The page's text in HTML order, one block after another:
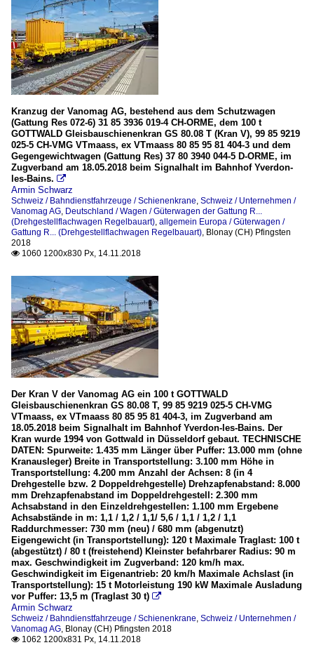
Kranzug der Vanomag AG, bestehend aus dem Schutzwagen
(Gattung Res 072-6) 31 85 3936 019-4 CH-ORME, dem 100 t
GOTTWALD Gleisbauschienenkran GS 80.08 T (Kran V), 99 85 9219
025-5 CH-VMG VTmaass, ex VTmaass 80 85 95 81 404-3 und dem
Gegengewichtwagen (Gattung Res) 37 80 3940 044-5 D-ORME, im
Zugverband am 18.05.2018 beim Signalhalt im Bahnhof Yverdon-
les-Bains. 
Armin Schwarz
Schweiz / Bahndienstfahrzeuge / Schienenkrane, Schweiz / Unternehmen /
Vanomag AG, Deutschland / Wagen / Güterwagen der Gattung R...
(Drehgestellflachwagen Regelbauart), allgemein Europa / Güterwagen /
Gattung R... (Drehgestellflachwagen Regelbauart), Blonay (CH) Pfingsten
2018
 1060 1200x830 Px, 14.11.2018
Der Kran V der Vanomag AG ein 100 t GOTTWALD
Gleisbauschienenkran GS 80.08 T, 99 85 9219 025-5 CH-VMG
VTmaass, ex VTmaass 80 85 95 81 404-3, im Zugverband am
18.05.2018 beim Signalhalt im Bahnhof Yverdon-les-Bains. Der
Kran wurde 1994 von Gottwald in Düsseldorf gebaut. TECHNISCHE
DATEN: Spurweite: 1.435 mm Länger über Puffer: 13.000 mm (ohne
Kranausleger) Breite in Transportstellung: 3.100 mm Höhe in
Transportstellung: 4.200 mm Anzahl der Achsen: 8 (in 4
Drehgestelle bzw. 2 Doppeldrehgestelle) Drehzapfenabstand: 8.000
mm Drehzapfenabstand im Doppeldrehgestell: 2.300 mm
Achsabstand in den Einzeldrehgestellen: 1.100 mm Ergebene
Achsabstände in m: 1,1 / 1,2 / 1,1/ 5,6 / 1,1 / 1,2 / 1,1
Raddurchmesser: 730 mm (neu) / 680 mm (abgenutzt)
Eigengewicht (in Transportstellung): 120 t Maximale Traglast: 100 t
(abgestützt) / 80 t (freistehend) Kleinster befahrbarer Radius: 90 m
max. Geschwindigkeit im Zugverband: 120 km/h max.
Geschwindigkeit im Eigenantrieb: 20 km/h Maximale Achslast (in
Transportstellung): 15 t Motorleistung 190 kW Maximale Ausladung
vor Puffer: 13,5 m (Traglast 30 t) 
Armin Schwarz
Schweiz / Bahndienstfahrzeuge / Schienenkrane, Schweiz / Unternehmen /
Vanomag AG, Blonay (CH) Pfingsten 2018
 1062 1200x831 Px, 14.11.2018